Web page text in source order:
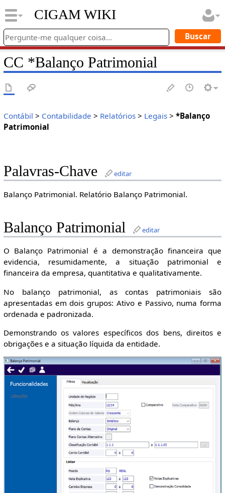
CIGAM WIKI
CC *Balanço Patrimonial
Contábil > Contabilidade > Relatórios> Legais> *Balanço
Patrimonial
Palavras-Chave editar
Balanço Patrimonial. Relatório Balanço Patrimonial.
Balanço Patrimonial editar
O Balanço Patrimonial é a demonstração financeira que
evidencia, resumidamente, a situação patrimonial e
financeira da empresa, quantitativa e qualitativamente.
No balanço patrimonial, as contas patrimoniais são
apresentadas em dois grupos: Ativo e Passivo, numa forma
ordenada e padronizada.
Demonstrando os valores específicos dos bens, direitos e
obrigações e a situação líquida da entidade.